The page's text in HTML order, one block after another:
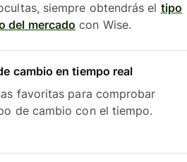
siempre obtendrás el tipo
del mercado con Wise.
cambio en tiempo real
favoritas para comprobar
de cambio con el tiempo.